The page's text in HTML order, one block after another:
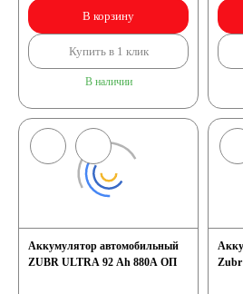
В корзину
Купить в 1 клик
В наличии
Аккумулятор автомобильный
ZUBR ULTRA 92 Ah 880A ОП
Zubr